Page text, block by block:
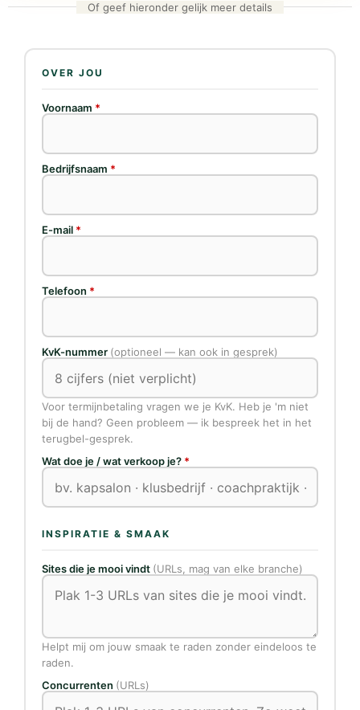
Of geef hieronder gelijk meer details
OVER JOU
Voornaam *
Bedrijfsnaam *
E-mail *
Telefoon *
KvK-nummer (optioneel — kan ook in gesprek)
Voor termijnbetaling vragen we je KvK. Heb je 'm niet
bij de hand? Geen probleem — ik bespreek het in het
terugbel-gesprek.
Wat doe je / wat verkoop je? *
INSPIRATIE & SMAAK
Sites die je mooi vindt (URLs, mag van elke branche)
Helpt mij om jouw smaak te raden zonder eindeloos te
raden.
Concurrenten (URLs)